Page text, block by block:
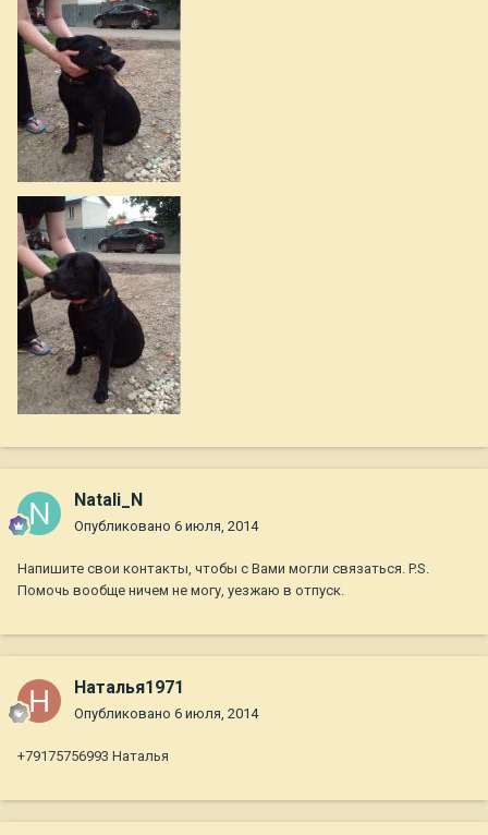
Natali_N
Опубликовано 6 июля, 2014
Напишите свои контакты, чтобы с Вами могли связаться. P.S.
Помочь вообще ничем не могу, уезжаю в отпуск.
Наталья1971
Опубликовано 6 июля, 2014
+79175756993 Наталья